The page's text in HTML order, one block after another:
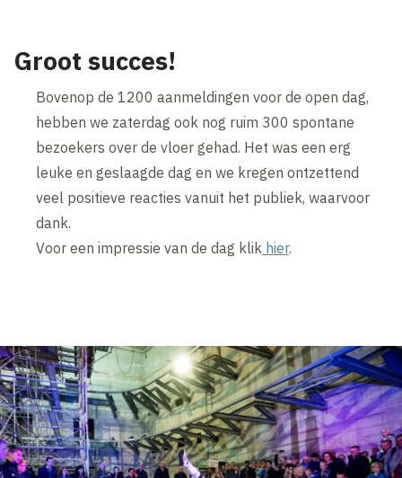
Groot succes!
Bovenop de 1200 aanmeldingen voor de open dag,
hebben we zaterdag ook nog ruim 300 spontane
bezoekers over de vloer gehad. Het was een erg
leuke en geslaagde dag en we kregen ontzettend
veel positieve reacties vanuit het publiek, waarvoor
dank.
Voor een impressie van de dag klik hier.